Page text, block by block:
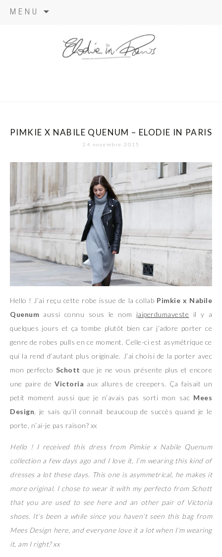
MENU
PIMKIE X NABILE QUENUM – ELODIE IN PARIS
24 novembre 2015
Hello ! J’ai reçu cette robe issue de la collab Pimkie x Nabile
Quenum aussi connu sous le nom jaiperdumaveste il y a
quelques jours et ça tombe plutôt bien car j’adore porter ce
genre de robes pulls en ce moment. Celle-ci est asymétrique ce
qui la rend d’autant plus originale. J’ai choisi de la porter avec
mon perfecto Schott que je ne vous présente plus et encore
une paire de Victoria aux allures de creepers. Ça faisait un
petit moment aussi que je n’avais pas sorti mon sac Mees
Design , je sais qu’il connait beaucoup de succès quand je le
porte, n’ai-je pas raison? xx
Hello ! I received this dress from Pimkie x Nabile Quenum
collection a few days ago and I love it, I’m wearing this kind of
dresses a lot these days. This one is asymmetrical, he makes it
more original. I chose to wear it with my perfecto from Schott
that you are used to see here and an other pair of Victoria
shoes. It’s been a while since you haven’t seen this bag from
Mees Design here, and everyone love it a lot when I’m wearing
it, am I right? xx